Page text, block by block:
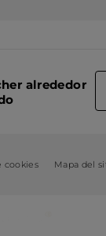
alrededor
cookies Mapa del